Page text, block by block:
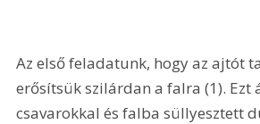
Az első feladatunk, hogy az ajtót
erősítsük szilárdan a falra (1). Ezt
csavarokkal és falba süllyesztett